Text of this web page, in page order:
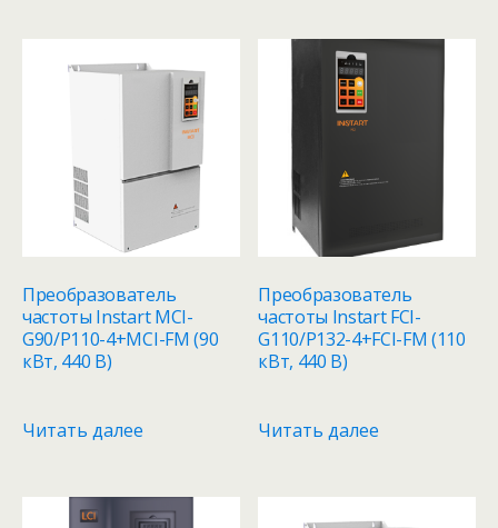
Преобразователь
частоты Instart MCI-
G90/P110-4+MCI-FM (90
кВт, 440 В)
Читать далее
Преобразователь
частоты Instart FCI-
G110/P132-4+FCI-FM (110
кВт, 440 В)
Читать далее